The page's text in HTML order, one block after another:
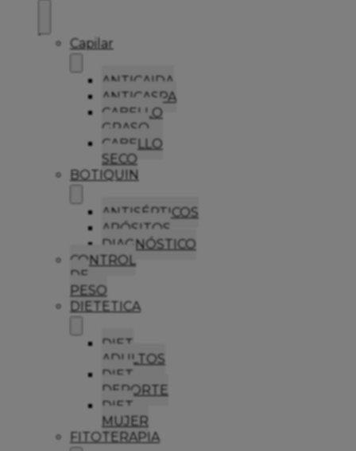
Capilar
ANTICAIDA
ANTICASPA
CABELLO
GRASO
CABELLO
SECO
BOTIQUIN
ANTISÉPTICOS
APÓSITOS
DIAGNÓSTICO
CONTROL
DE
PESO
DIETETICA
DIET
ADULTOS
DIET
DEPORTE
DIET
MUJER
FITOTERAPIA